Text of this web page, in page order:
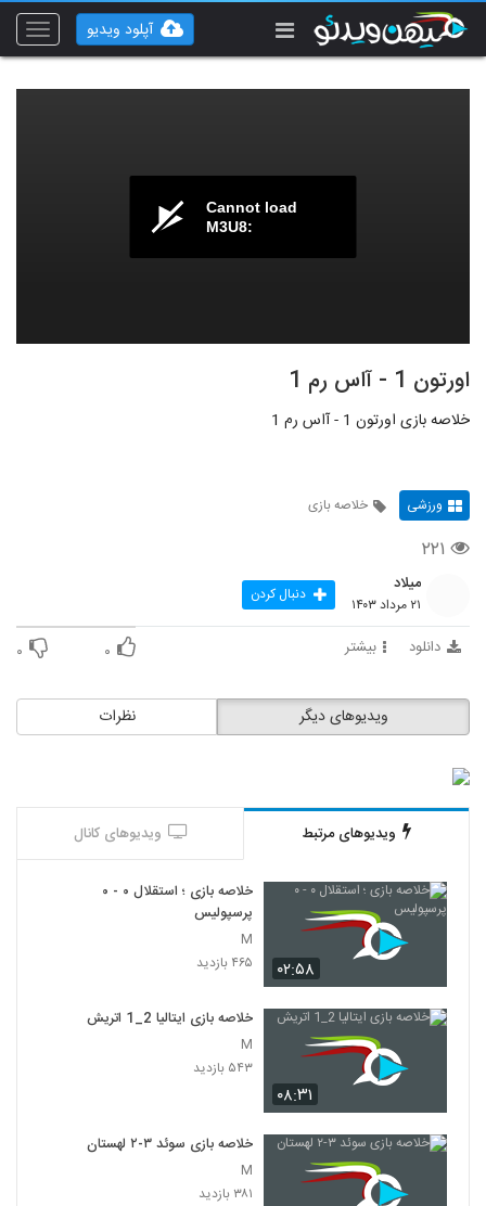
Toggle
آپلود ویدیو
Cannot load
M3U8:
اورتون 1 - آاس رم 1
خلاصه بازی اورتون 1 - آاس رم 1
ورزشی خلاصه بازی
۲۲۱
میلاد
۲۱ مرداد ۱۴۰۳ دنبال کردن
دانلود بیشتر ۰ ۰
نظرات ویدیوهای دیگر
ویدیوهای مرتبط ویدیوهای کانال
۰۲:۵۸
خلاصه بازی ؛ استقلال ۰ - ۰
پرسپولیس
M
۴۶۵ بازدید
۰۸:۳۱
خلاصه بازی ایتالیا 2_1 اتريش
M
۵۴۳ بازدید
خلاصه بازی سوئد ۳-۲ لهستان
M
۳۸۱ بازدید